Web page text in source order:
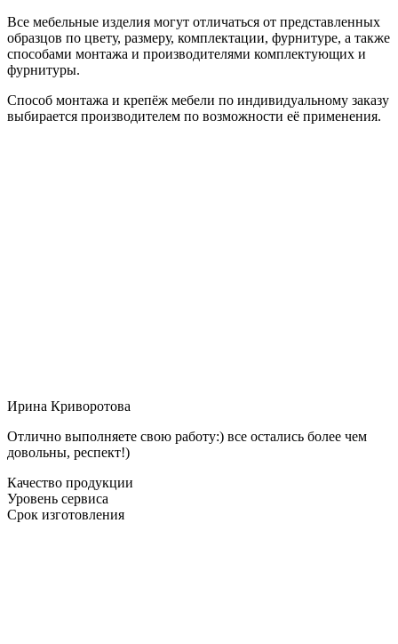
Все мебельные изделия могут отличаться от представленных
образцов по цвету, размеру, комплектации, фурнитуре, а также
способами монтажа и производителями комплектующих и
фурнитуры.
Способ монтажа и крепёж мебели по индивидуальному заказу
выбирается производителем по возможности её применения.
Ирина Криворотова
Отлично выполняете свою работу:) все остались более чем
довольны, респект!)
Качество продукции
Уровень сервиса
Срок изготовления